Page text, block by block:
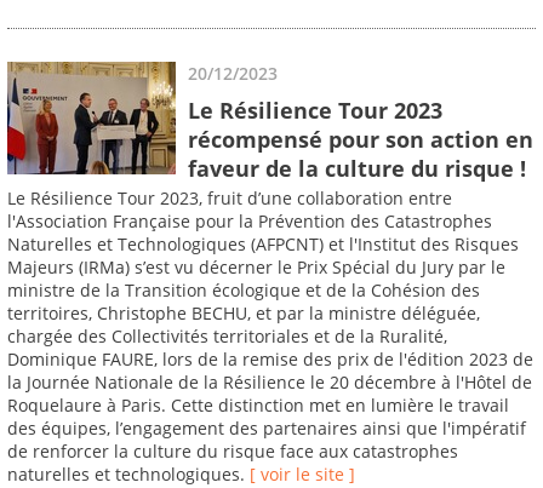
20/12/2023
Le Résilience Tour 2023
récompensé pour son action en
faveur de la culture du risque !
Le Résilience Tour 2023, fruit d’une collaboration entre
l'Association Française pour la Prévention des Catastrophes
Naturelles et Technologiques (AFPCNT) et l'Institut des Risques
Majeurs (IRMa) s’est vu décerner le Prix Spécial du Jury par le
ministre de la Transition écologique et de la Cohésion des
territoires, Christophe BECHU, et par la ministre déléguée,
chargée des Collectivités territoriales et de la Ruralité,
Dominique FAURE, lors de la remise des prix de l'édition 2023 de
la Journée Nationale de la Résilience le 20 décembre à l'Hôtel de
Roquelaure à Paris. Cette distinction met en lumière le travail
des équipes, l’engagement des partenaires ainsi que l'impératif
de renforcer la culture du risque face aux catastrophes
naturelles et technologiques. [ voir le site ]